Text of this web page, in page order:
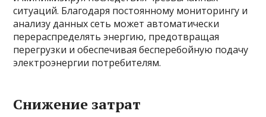
ситуаций. Благодаря постоянному мониторингу и
анализу данных сеть может автоматически
перераспределять энергию, предотвращая
перегрузки и обеспечивая бесперебойную подачу
электроэнергии потребителям.
Снижение затрат